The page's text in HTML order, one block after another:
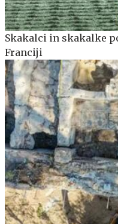
Skakalci in skakalke
Franciji